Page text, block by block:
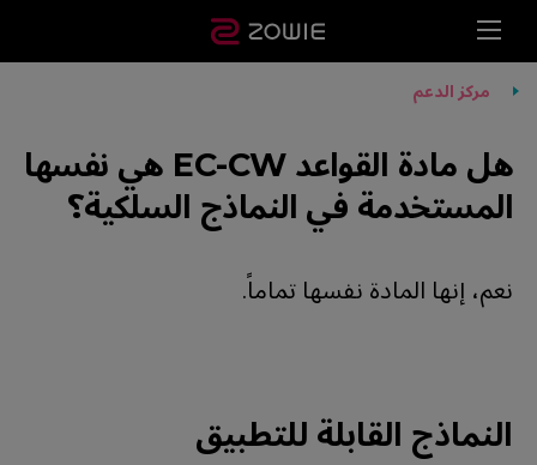
مركز الدعم
هل مادة القواعد EC-CW هي نفسها
المستخدمة في النماذج السلكية؟
نعم، إنها المادة نفسها تماماً.
النماذج القابلة للتطبيق